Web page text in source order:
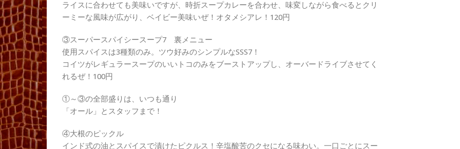
ライスに合わせても美味いですが、時折スープカレーを合わせ、味変しながら食べるとクリ
ーミーな風味が広がり、ベイビー美味いぜ！オタメシアレ！120円
③スーパースパイシースープ7 裏メニュー
使用スパイスは3種類のみ。ツウ好みのシンプルなSSS7！
コイツがレギュラースープのいいトコのみをブーストアップし、オーバードライブさせてく
れるぜ！100円
①～③の全部盛りは、いつも通り
「オール」とスタッフまで！
④大根のピックル
インド式の油とスパイスで漬けたピクルス！辛塩酸苦のクセになる味わい。一口ごとにスー